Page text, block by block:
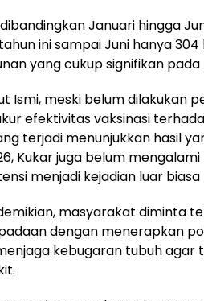
dibandingkan Januari hingga
ini sampai Juni hanya
yang cukup signifikan
Ismi, meski belum dilakukan
efektivitas vaksinasi
terjadi menunjukkan hasil
Kukar juga belum
menjadi kejadian luar biasa
masyarakat diminta
dengan menerapkan
kebugaran tubuh agar